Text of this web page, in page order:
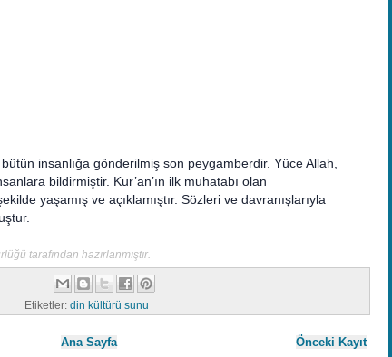
insanlığa gönderilmiş son peygamberdir. Yüce Allah,
bildirmiştir. Kur’an’ın ilk muhatabı olan
yaşamış ve açıklamıştır. Sözleri ve davranışlarıyla
tarafından hazırlanmıştır.
Etiketler: din kültürü sunu
Önceki Kayıt
Ana Sayfa